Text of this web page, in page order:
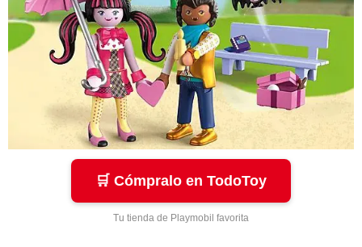
🛒 Cómpralo en TodoToy
Tu tienda de Playmobil favorita